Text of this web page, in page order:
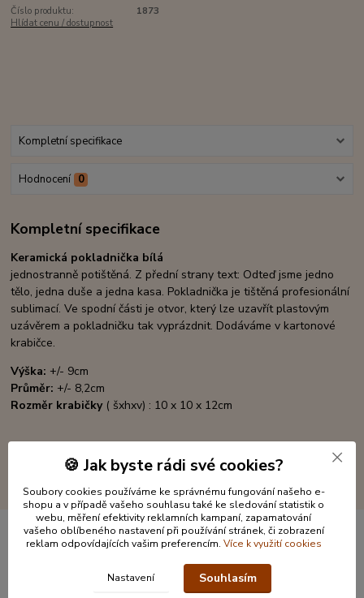
Číslo produktu:
1873
Hlídat cenu / dostupnost
Kompletní specifikace
Hodnocení 0
Kompletní specifikace
Keramická pokladnička bílá
jednostranně potištěná. Z přední strany text: Odteď jsme jedno
tělo, jedna duše a jedna kasa. Pokladnička je tištěná profesionální
sublimací. Ve spodní části je otvor, který lze uzavřít plastovým
uzávěrem a pokladničku tak vyprázdnit. Dodáváme v kartonové
krabičce.
Výška: +/- 9cm
Průměr: +/- 8,2cm
Rozměr krabičky ( šxhxv) : 10 x 10 x 12cm
🍪 Jak byste rádi své cookies?
Soubory cookies používáme ke správnému fungování našeho e-
shopu a v případě vašeho souhlasu také ke sledování statistik o
webu, měření efektivity reklamních kampaní, zapamatování
vašeho oblíbeného nastavení při používání stránek, či zobrazení
reklam odpovídajících vašim preferencím. Více k využití cookies
Nastavení Souhlasím